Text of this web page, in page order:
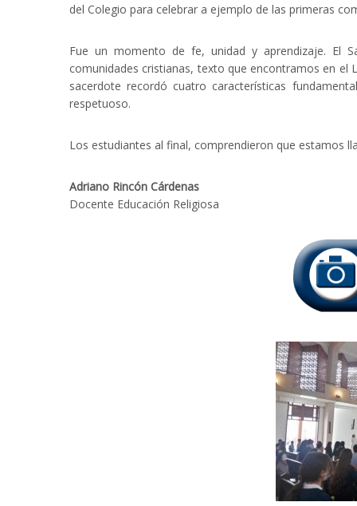
del Colegio para celebrar a ejemplo de las primeras
Fue un momento de fe, unidad y aprendizaje. El
comunidades cristianas, texto que encontramos en el
sacerdote recordó cuatro características
respetuoso.
Los estudiantes al final, comprendieron que estamos
Adriano Rincón Cárdenas
Docente Educación Religiosa